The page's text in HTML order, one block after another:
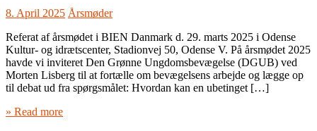
8. April 2025 Årsmøder
Referat af årsmødet i BIEN Danmark d. 29. marts 2025 i Odense
Kultur- og idrætscenter, Stadionvej 50, Odense V. På årsmødet 2025
havde vi inviteret Den Grønne Ungdomsbevægelse (DGUB) ved
Morten Lisberg til at fortælle om bevægelsens arbejde og lægge op
til debat ud fra spørgsmålet: Hvordan kan en ubetinget […]
» Read more